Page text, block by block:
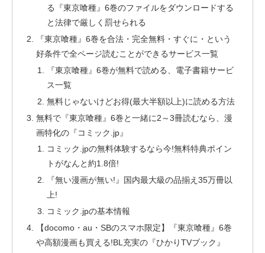
る『東京喰種』6巻のファイルをダウンロードする
と法律で厳しく罰せられる
『東京喰種』6巻を合法・完全無料・すぐに・という
好条件で全ページ読むことができるサービス一覧
『東京喰種』6巻が無料で読める、電子書籍サービ
ス一覧
無料じゃないけどお得(最大半額以上)に読める方法
無料で『東京喰種』6巻と一緒に2～3冊読むなら、漫
画特化の『コミック.jp』
コミック.jpの無料体験するなら今!無料特典ポイン
トがなんと約1.8倍!
『無い漫画が無い!』国内最大級の品揃え35万冊以
上!
コミック.jpの基本情報
【docomo・au・SBのスマホ限定】『東京喰種』6巻
や高額漫画も買える!BL充実の『ひかりTVブック』